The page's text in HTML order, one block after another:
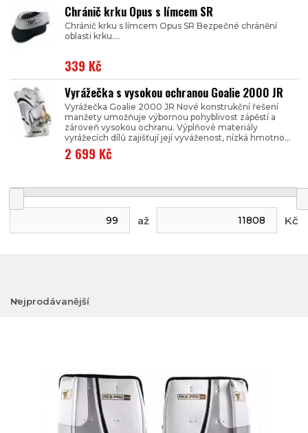
Chránič krku Opus s límcem SR
Chránič krku s límcem Opus SR Bezpečné chránění
oblasti krku....
339 Kč
Vyrážečka s vysokou ochranou Goalie 2000 JR
Vyrážečka Goalie 2000 JR Nové konstrukční řešení
manžety umožňuje výbornou pohyblivost zápěstí a
zároveň vysokou ochranu. Výplňové materiály
vyrážecích dílů zajišťují její vyváženost, nízká hmotno...
2 699 Kč
až Kč
Nejprodávanější